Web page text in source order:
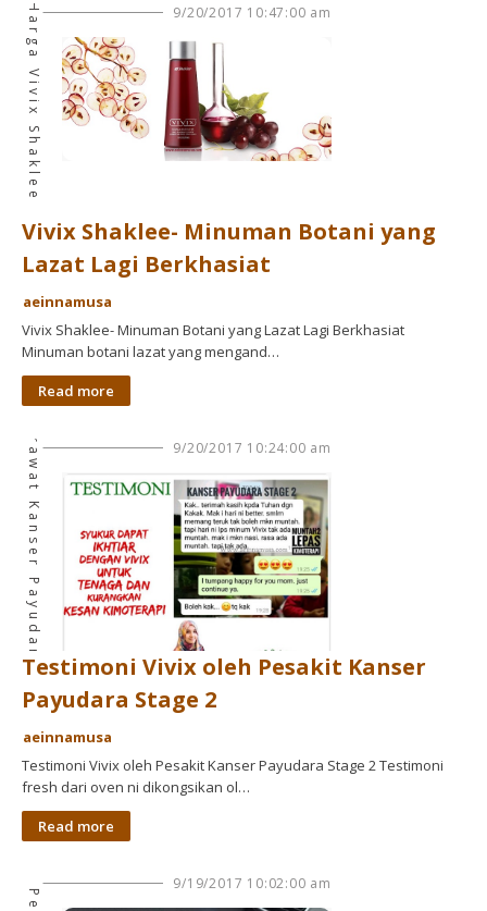
9/20/2017 10:47:00 am
Harga Vivix Shaklee
Vivix Shaklee- Minuman Botani yang
Lazat Lagi Berkhasiat
aeinnamusa
Vivix Shaklee- Minuman Botani yang Lazat Lagi Berkhasiat
Minuman botani lazat yang mengand…
Read more
9/20/2017 10:24:00 am
Cara Merawat Kanser Payudara
Testimoni Vivix oleh Pesakit Kanser
Payudara Stage 2
aeinnamusa
Testimoni Vivix oleh Pesakit Kanser Payudara Stage 2 Testimoni
fresh dari oven ni dikongsikan ol…
Read more
9/19/2017 10:02:00 am